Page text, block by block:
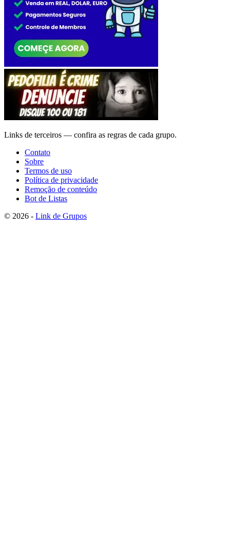
Links de terceiros — confira as regras de cada grupo.
Contato
Sobre
Termos de uso
Política de privacidade
Remoção de conteúdo
Bot de Listas
© 2026 - Link de Grupos